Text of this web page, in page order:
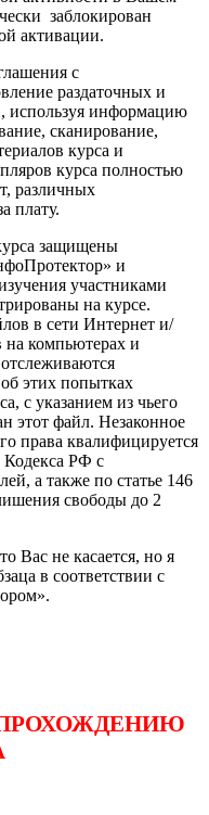
заблокирован
активации.
с
раздаточных и
используя информацию
сканирование,
курса и
курса полностью
различных
плату.
защищены
и
участниками
на курсе.
в сети Интернет и/
компьютерах и
этих попытках
с указанием из чьего
этот файл. Незаконное
права квалифицируется
Кодекса РФ с
а также по статье 146
свободы до 2
Вас не касается, но я
в соответствии с